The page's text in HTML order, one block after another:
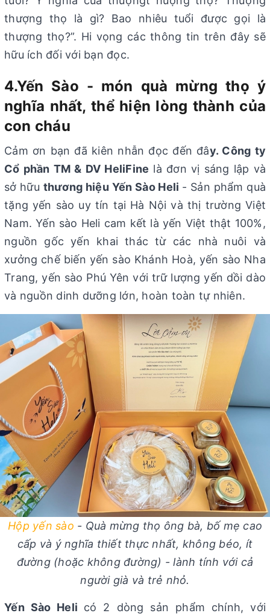
thượng thọ là gì? Bao nhiêu tuổi được gọi là
thượng thọ?”. Hi vọng các thông tin trên đây sẽ
hữu ích đối với bạn đọc.
4.Yến Sào - món quà mừng thọ ý
nghĩa nhất, thể hiện lòng thành của
con cháu
Cảm ơn bạn đã kiên nhẫn đọc đến đây. Công ty
Cổ phần TM & DV HeliFine là đơn vị sáng lập và
sở hữu thương hiệu Yến Sào Heli - Sản phẩm quà
tặng yến sào uy tín tại Hà Nội và thị trường Việt
Nam. Yến sào Heli cam kết là yến Việt thật 100%,
nguồn gốc yến khai thác từ các nhà nuôi và
xưởng chế biến yến sào Khánh Hoà, yến sào Nha
Trang, yến sào Phú Yên với trữ lượng yến dồi dào
và nguồn dinh dưỡng lớn, hoàn toàn tự nhiên.
Hộp yến sào - Quà mừng thọ ông bà, bố mẹ cao
cấp và ý nghĩa thiết thực nhất, không béo, ít
đường (hoặc không đường) - lành tính với cả
người già và trẻ nhỏ.
Yến Sào Heli có 2 dòng sản phẩm chính, với